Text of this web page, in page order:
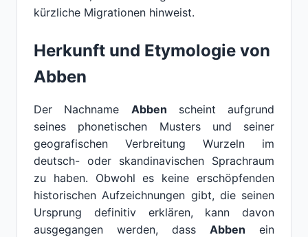
kürzliche Migrationen hinweist.
Herkunft und Etymologie von
Abben
Der Nachname Abben scheint aufgrund
seines phonetischen Musters und seiner
geografischen Verbreitung Wurzeln im
deutsch- oder skandinavischen Sprachraum
zu haben. Obwohl es keine erschöpfenden
historischen Aufzeichnungen gibt, die seinen
Ursprung definitiv erklären, kann davon
ausgegangen werden, dass Abben ein